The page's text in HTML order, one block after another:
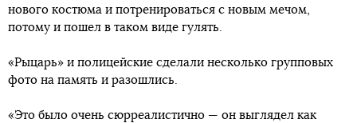
нового костюма и потренироваться с новым мечом,
потому и пошел в таком виде гулять.
«Рыцарь» и полицейские сделали несколько групповых
фото на память и разошлись.
«Это было очень сюрреалистично — он выглядел как